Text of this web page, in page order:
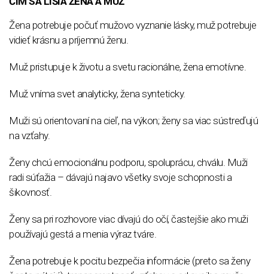
Žena potrebuje počuť mužovo vyznanie lásky, muž potrebuje
vidieť krásnu a príjemnú ženu.
Muž pristupuje k životu a svetu racionálne, žena emotívne.
Muž vníma svet analyticky, žena synteticky.
Muži sú orientovaní na cieľ, na výkon; ženy sa viac sústreďujú
na vzťahy.
Ženy chcú emocionálnu podporu, spoluprácu, chválu. Muži
radi súťažia – dávajú najavo všetky svoje schopnosti a
šikovnosť.
Ženy sa pri rozhovore viac dívajú do očí, častejšie ako muži
používajú gestá a menia výraz tváre.
Žena potrebuje k pocitu bezpečia informácie (preto sa ženy